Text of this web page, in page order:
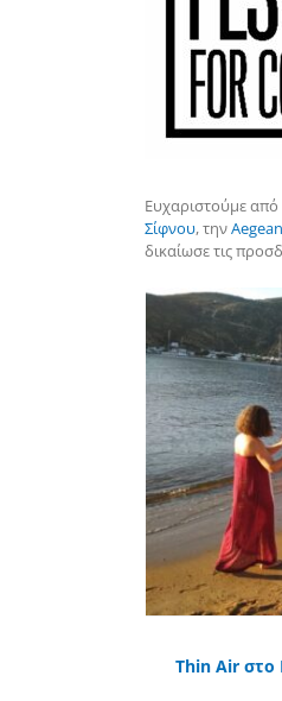
Ευχαριστούμε από
Σίφνου, την
δικαίωσε τις
Thin Air στο